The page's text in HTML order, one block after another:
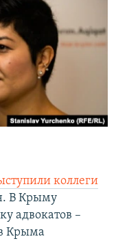
коллеги
В Крыму
адвокатов –
Крыма